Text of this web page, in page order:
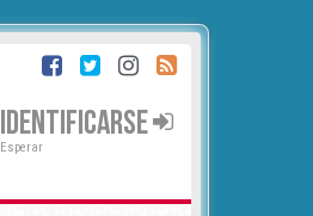
IDENTIFICARSE
Esperar